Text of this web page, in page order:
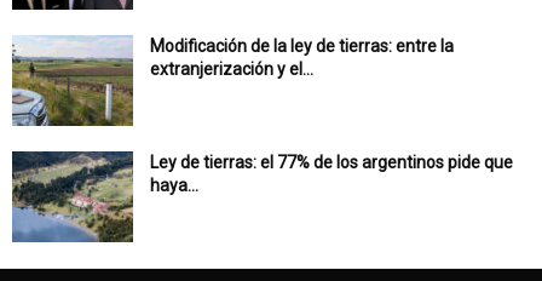
Modificación de la ley de tierras: entre la
extranjerización y el...
Ley de tierras: el 77% de los argentinos pide que
haya...